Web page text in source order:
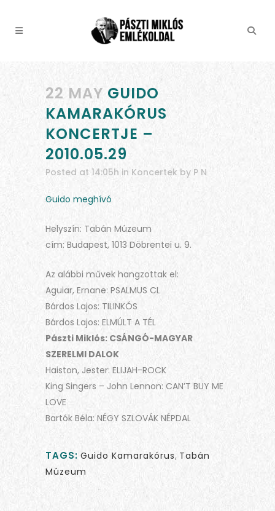
22 MAY GUIDO
KAMARAKÓRUS
KONCERTJE –
2010.05.29
Posted at 14:05h in Koncertek by P N
Guido meghívó
Helyszín: Tabán Múzeum
cím: Budapest, 1013 Döbrentei u. 9.
Az alábbi művek hangzottak el:
Aguiar, Ernane: PSALMUS CL
Bárdos Lajos: TILINKÓS
Bárdos Lajos: ELMÚLT A TÉL
Pászti Miklós: CSÁNGÓ-MAGYAR
SZERELMI DALOK
Haiston, Jester: ELIJAH-ROCK
King Singers – John Lennon: CAN’T BUY ME
LOVE
Bartók Béla: NÉGY SZLOVÁK NÉPDAL
TAGS: Guido Kamarakórus, Tabán
Múzeum